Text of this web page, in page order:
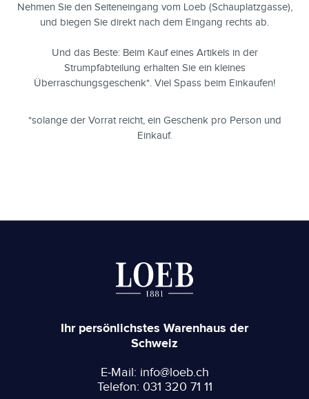
Nehmen Sie den Seiteneingang vom Loeb (Schauplatzgasse),
und biegen Sie direkt nach dem Eingang rechts ab.
Und das Beste: Beim Kauf eines Artikels in der
Strumpfabteilung erhalten Sie ein kleines
Überraschungsgeschenk*. Viel Spass beim Einkaufen!
*solange der Vorrat reicht, ein Geschenk pro Person und
Einkauf.
Ihr persönlichstes Warenhaus der
Schweiz
E-Mail: info@loeb.ch
Telefon: 031 320 71 11